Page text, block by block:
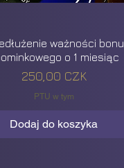
ważności bonu
o 1 miesiąc
Cena
250,00 CZK
PTU w tym
Dodaj do koszyka